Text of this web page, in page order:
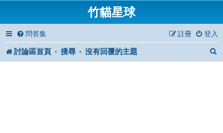
竹貓星球
問答集 登入
註冊
討論區首頁 搜尋 沒有回覆的主題